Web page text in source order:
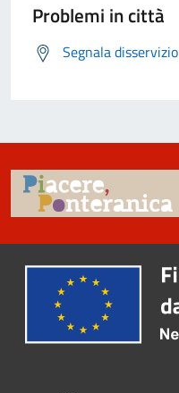
Problemi in città
Segnala disservizio